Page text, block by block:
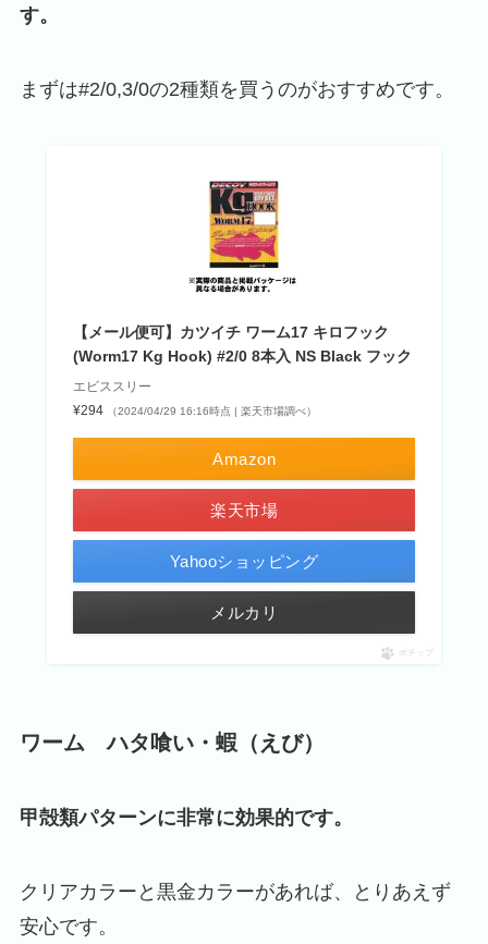
す。
まずは#2/0,3/0の2種類を買うのがおすすめです。
【メール便可】カツイチ ワーム17 キロフック
(Worm17 Kg Hook) #2/0 8本入 NS Black フック
エビススリー
¥294
（2024/04/29 16:16時点 | 楽天市場調べ）
Amazon
楽天市場
Yahooショッピング
メルカリ
ポチップ
ワーム ハタ喰い・蝦（えび）
甲殻類パターンに非常に効果的です。
クリアカラーと黒金カラーがあれば、とりあえず
安心です。